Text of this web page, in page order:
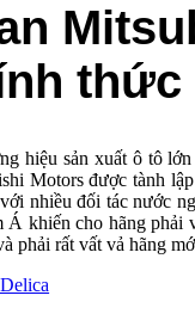
thức
hiệu sản xuất ô tô
Motors được tành
nhiều đối tác nước
khiến cho hãng phải
phải rất vất vả hãng